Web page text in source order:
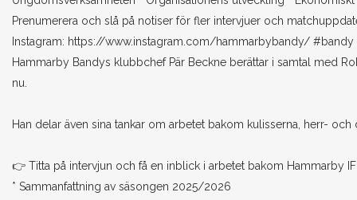
Hammarby Bandys klubbchef Pär Beckne berättar i samtal med
nu.
Han delar även sina tankar om arbetet bakom kulisserna, herr-
👉 Titta på intervjun och få en inblick i arbetet bakom Hammarby
* Sammanfattning av säsongen 2025/2026